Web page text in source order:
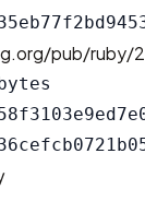
pub/ruby/